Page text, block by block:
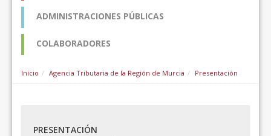
ADMINISTRACIONES PÚBLICAS
COLABORADORES
Inicio Agencia Tributaria de la Región de Murcia Presentación
PRESENTACIÓN